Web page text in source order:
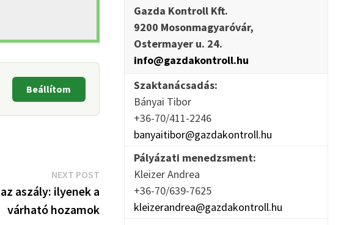
Beállítom
NEXT POSTNext
post:
aszály: ilyenek a
várható hozamok
Gazda Kontroll Kft.
9200 Mosonmagyaróvár,
Ostermayer u. 24.
info@gazdakontroll.hu
Szaktanácsadás:
Bányai Tibor
+36-70/411-2246
banyaitibor@gazdakontroll.hu
Pályázati menedzsment:
Kleizer Andrea
+36-70/639-7625
kleizerandrea@gazdakontroll.hu